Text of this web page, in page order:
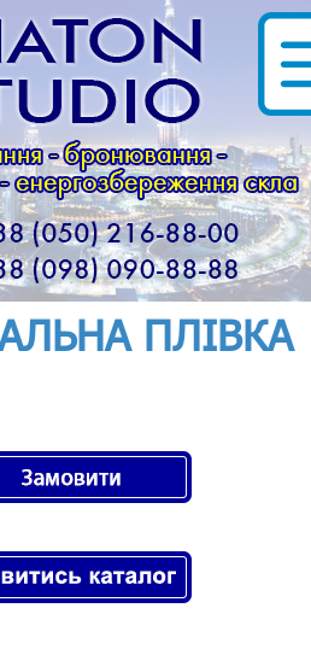
ПЛІВКА